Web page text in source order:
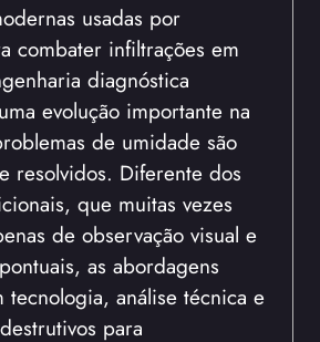
usadas por
combater infiltrações em
diagnóstica
evolução importante na
de umidade são
resolvidos. Diferente dos
que muitas vezes
de observação visual e
as abordagens
tecnologia, análise técnica e
para